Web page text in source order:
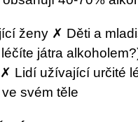
ženy ✗ Děti a
játra
Lidí užívající určité
svém těle